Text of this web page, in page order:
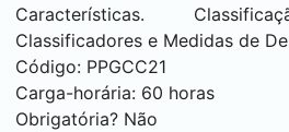
Características.
Classificadores e Medidas de
Código: PPGCC21
Carga-horária: 60 horas
Obrigatória? Não